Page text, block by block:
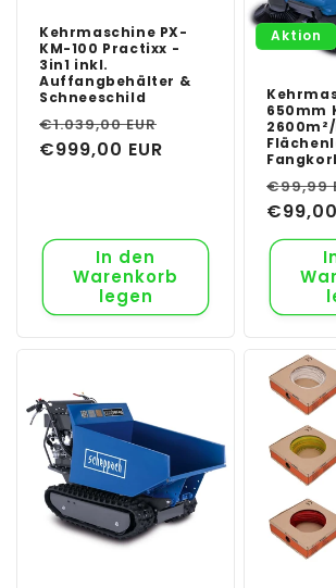
Kehrmaschine PX-
KM-100 Practixx -
3in1 inkl.
Auffangbehälter &
Schneeschild
Normaler
Preis
€1.039,00 EUR
Verkaufspreis
€999,00 EUR
In den
Warenkorb
legen
Aktion
650mm
Preis
€99,99
€99,00